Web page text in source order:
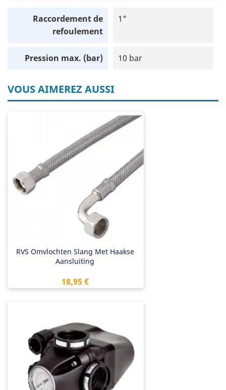
Raccordement de
refoulement
1"
Pression max. (bar) 10 bar
VOUS AIMEREZ AUSSI
RVS Omvlochten Slang Met Haakse
Aansluiting
Prix
18,95 €